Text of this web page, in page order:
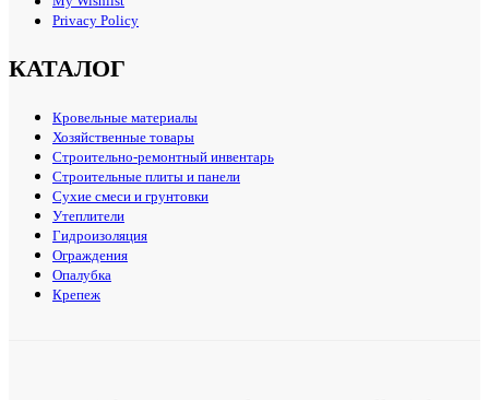
Privacy Policy
КАТАЛОГ
Кровельные материалы
Хозяйственные товары
Строительно-ремонтный инвентарь
Строительные плиты и панели
Сухие смеси и грунтовки
Утеплители
Гидроизоляция
Ограждения
Опалубка
Крепеж